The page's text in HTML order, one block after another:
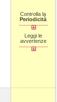
Controlla la
Periodicità
Leggi le
avvertenze